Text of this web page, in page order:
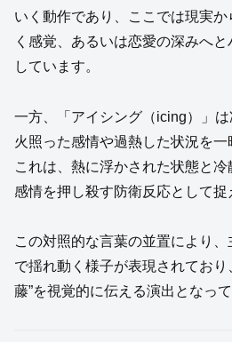
いく動作であり、ここでは現実
く感覚、あるいは恋愛の深みへ
しています。
一方、「アイシング（icing）」は
火照った感情や過熱した状況を一
これは、熱に浮かされた状態と
感情を押し殺す防衛反応として捉
この対照的な言葉の並置により
で揺れ動く様子が表現されており
藤”を視覚的に伝える演出となって